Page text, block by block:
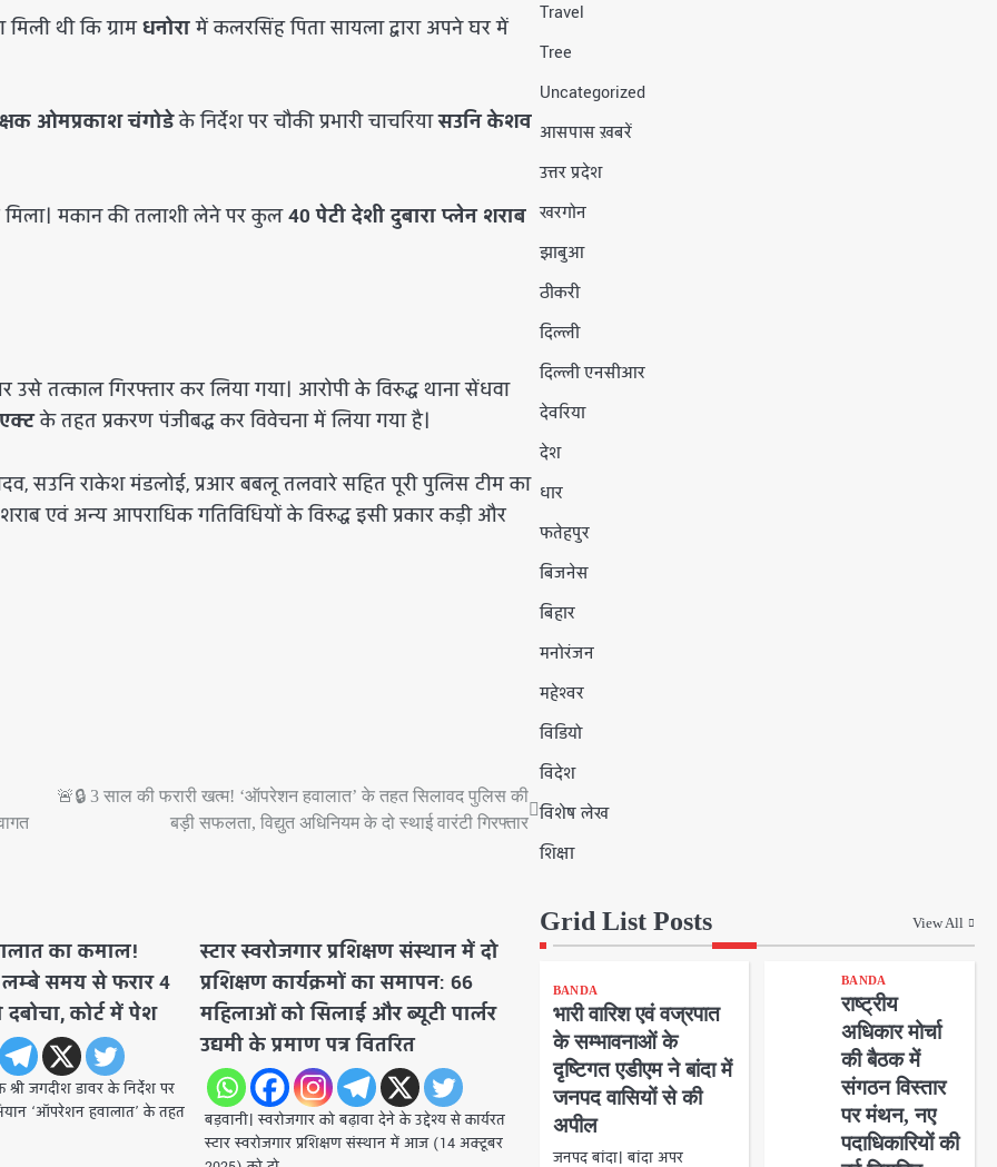
थी कि ग्रामधनोरामें कलरसिंह पिता सायला द्वारा अपने घर में
ओमप्रकाश चंगोडेके निर्देश पर चौकी प्रभारी चाचरियासउनि केशव
मकान की तलाशी लेने पर कुल40 पेटी देशी दुबारा प्लेन शराब
तत्काल गिरफ्तार कर लिया गया। आरोपी के विरुद्ध थाना सेंधवा
के तहत प्रकरण पंजीबद्ध कर विवेचना में लिया गया है।
सउनि राकेश मंडलोई, प्रआर बबलू तलवारे सहित पूरी पुलिस टीम का
एवं अन्य आपराधिक गतिविधियों के विरुद्ध इसी प्रकार कड़ी और
🚨🔒 3 साल की फरारी खत्म! ‘ऑपरेशन हवालात’ के तहत सिलावद पुलिस की
बड़ी सफलता, विद्युत अधिनियम के दो स्थाई वारंटी गिरफ्तार
का कमाल!
समय से फरार 4
दबोचा, कोर्ट में पेश
जगदीश डावर के निर्देश पर
‘ऑपरेशन हवालात’ के तहत
स्टार स्वरोजगार प्रशिक्षण संस्थान में दो
प्रशिक्षण कार्यक्रमों का समापन: 66
महिलाओं को सिलाई और ब्यूटी पार्लर
उद्यमी के प्रमाण पत्र वितरित
बड़वानी। स्वरोजगार को बढ़ावा देने के उद्देश्य से कार्यरत
स्टार स्वरोजगार प्रशिक्षण संस्थान में आज (14 अक्टूबर
Travel
Tree
Uncategorized
आसपास ख़बरें
उत्तर प्रदेश
खरगोन
झाबुआ
ठीकरी
दिल्ली
दिल्ली एनसीआर
देवरिया
देश
धार
फतेहपुर
बिजनेस
बिहार
मनोरंजन
महेश्वर
विडियो
विदेश
विशेष लेख
शिक्षा
Grid List Posts View All
BANDA
भारी वारिश एवं वज्रपात
के सम्भावनाओं के
दृष्टिगत एडीएम ने बांदा में
जनपद वासियों से की
अपील
जनपद बांदा। बांदा अपर
BANDA
राष्ट्रीय
अधिकार मोर्चा
की बैठक में
संगठन विस्तार
पर मंथन, नए
पदाधिकारियों की